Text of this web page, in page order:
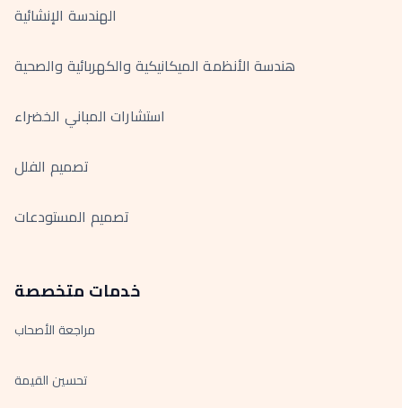
الهندسة الإنشائية
هندسة الأنظمة الميكانيكية والكهربائية والصحية
استشارات المباني الخضراء
تصميم الفلل
تصميم المستودعات
خدمات متخصصة
مراجعة الأصحاب
تحسين القيمة